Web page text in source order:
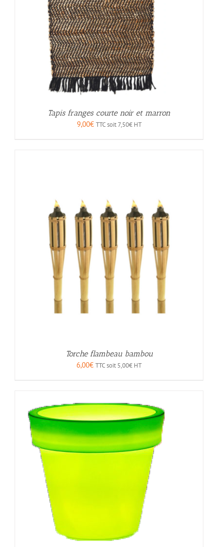
Tapis franges courte noir et marron
9,00€ TTC soit7,50€HT
Torche flambeau bambou
6,00€ TTC soit 5,00€ HT